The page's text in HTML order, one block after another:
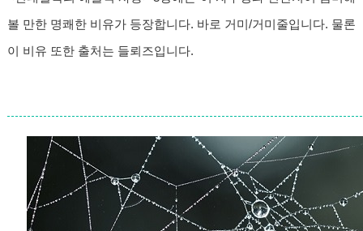
볼 만한 명쾌한 비유가 등장합니다. 바로 거미/거미줄입니다. 물론
이 비유 또한 출처는 들뢰즈입니다.